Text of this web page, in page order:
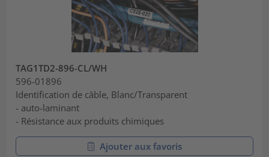
TAG1TD2-896-CL/WH
596-01896
Identification de câble, Blanc/Transparent
- auto-laminant
- Résistance aux produits chimiques
Ajouter aux favoris